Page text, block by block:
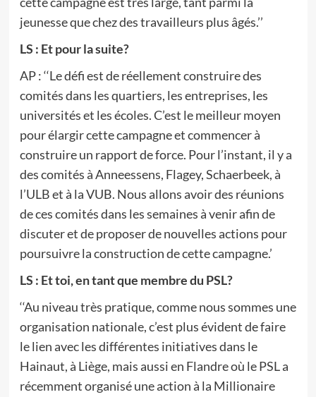
jeunesse que chez des travailleurs plus âgés.’’
LS : Et pour la suite?
AP : ‘‘Le défi est de réellement construire des
comités dans les quartiers, les entreprises, les
universités et les écoles. C’est le meilleur moyen
pour élargir cette campagne et commencer à
construire un rapport de force. Pour l’instant, il y a
des comités à Anneessens, Flagey, Schaerbeek, à
l’ULB et à la VUB. Nous allons avoir des réunions
de ces comités dans les semaines à venir afin de
discuter et de proposer de nouvelles actions pour
poursuivre la construction de cette campagne.’
LS : Et toi, en tant que membre du PSL?
‘‘Au niveau très pratique, comme nous sommes une
organisation nationale, c’est plus évident de faire
le lien avec les différentes initiatives dans le
Hainaut, à Liège, mais aussi en Flandre où le PSL a
récemment organisé une action à la Millionaire